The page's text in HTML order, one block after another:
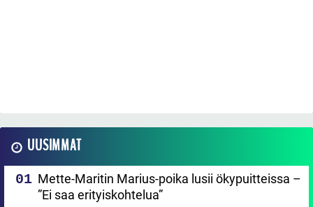
UUSIMMAT
Mette-Maritin Marius-poika lusii ökypuitteissa –
”Ei saa erityiskohtelua”